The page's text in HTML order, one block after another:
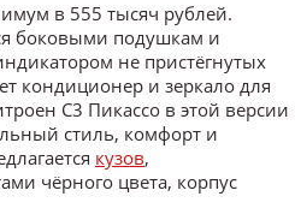
в 555 тысяч рублей.
боковыми подушкам и
не пристёгнутых
кондиционер и зеркало для
С3 Пикассо в этой версии
стиль, комфорт и
кузов,
чёрного цвета, корпус